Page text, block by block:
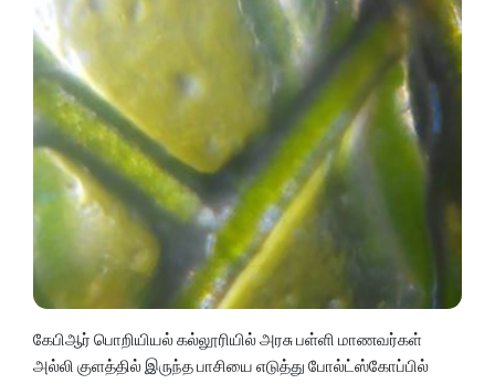
கேபிஆர் பொறியியல் கல்லூரியில் அரசு பள்ளி மாணவர்கள்
அல்லி குளத்தில் இருந்த பாசியை எடுத்து போல்ட்ஸ்கோப்பில்